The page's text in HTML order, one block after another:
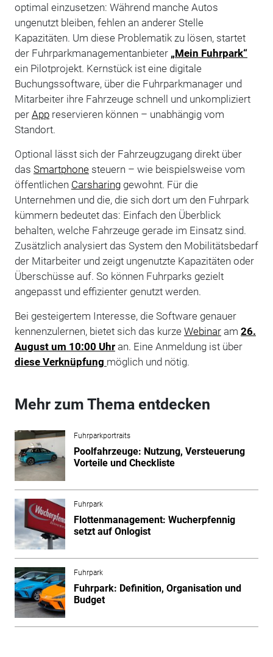
optimal einzusetzen: Während manche Autos
ungenutzt bleiben, fehlen an anderer Stelle
Kapazitäten. Um diese Problematik zu lösen, startet
der Fuhrparkmanagementanbieter „Mein Fuhrpark“
ein Pilotprojekt. Kernstück ist eine digitale
Buchungssoftware, über die Fuhrparkmanager und
Mitarbeiter ihre Fahrzeuge schnell und unkompliziert
per Appreservieren können – unabhängig vom
Standort.
Optional lässt sich der Fahrzeugzugang direkt über
das Smartphonesteuern – wie beispielsweise vom
öffentlichen Carsharinggewohnt. Für die
Unternehmen und die, die sich dort um den Fuhrpark
kümmern bedeutet das: Einfach den Überblick
behalten, welche Fahrzeuge gerade im Einsatz sind.
Zusätzlich analysiert das System den Mobilitätsbedarf
der Mitarbeiter und zeigt ungenutzte Kapazitäten oder
Überschüsse auf. So können Fuhrparks gezielt
angepasst und effizienter genutzt werden.
Bei gesteigertem Interesse, die Software genauer
kennenzulernen, bietet sich das kurze Webinaram 26.
August um 10:00 Uhran. Eine Anmeldung ist über
diese Verknüpfung möglich und nötig.
Mehr zum Thema entdecken
Fuhrparkportraits
Poolfahrzeuge: Nutzung, Versteuerung
Vorteile und Checkliste
Fuhrpark
Flottenmanagement: Wucherpfennig
setzt auf Onlogist
Fuhrpark
Fuhrpark: Definition, Organisation und
Budget